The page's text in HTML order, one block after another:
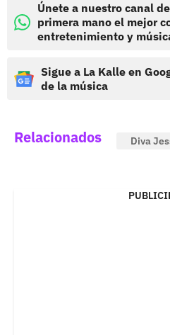
Únete a nuestro canal
primera mano el mejor
entretenimiento y
Sigue a La Kalle en
de la música
Relacionados Diva